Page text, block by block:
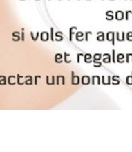
Adreça
Codi Postal